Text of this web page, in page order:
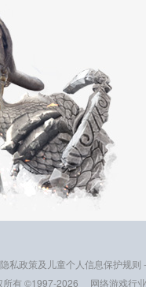
私政策及儿童个人信息保护规则 -
所有 ©1997-2026
网络游戏行